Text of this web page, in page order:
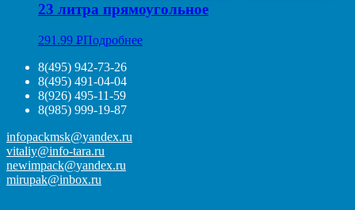
23 литра прямоугольное
291.99 РПодробнее
8(495) 942-73-26
8(495) 491-04-04
8(926) 495-11-59
8(985) 999-19-87
infopackmsk@yandex.ru
vitaliy@info-tara.ru
newimpack@yandex.ru
mirupak@inbox.ru